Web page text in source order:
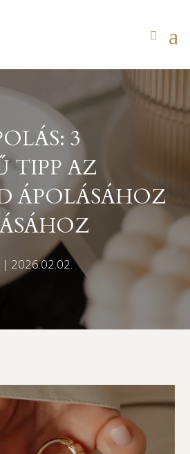
3
TIPP AZ
ÁPOLÁSÁHOZ
| 2026.02.02.